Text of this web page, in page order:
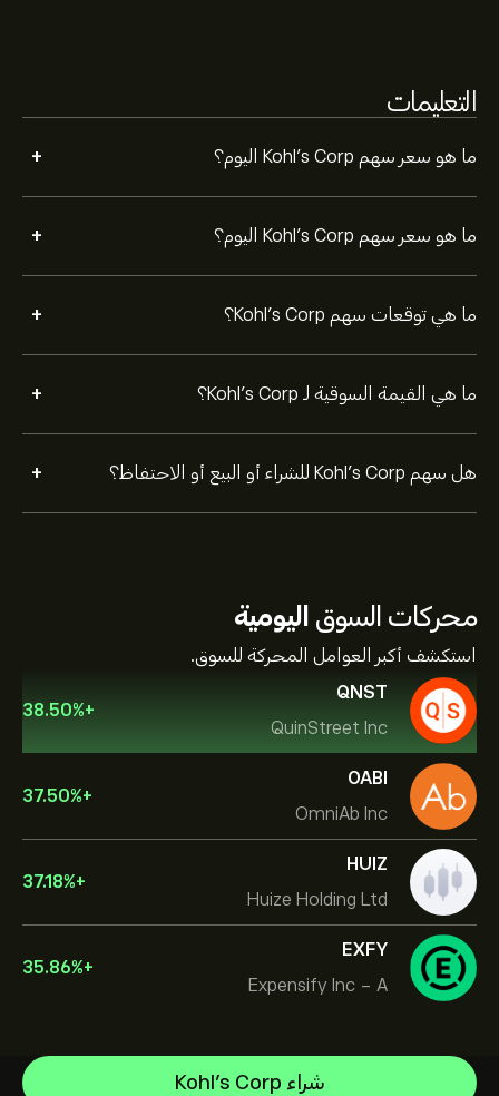
التعليمات
ما هو سعر سهم Kohl's Corp اليوم؟ +
ما هو سعر سهم Kohl's Corp اليوم؟ +
ما هي توقعات سهم Kohl's Corp؟ +
ما هي القيمة السوقية لـ Kohl's Corp؟ +
هل سهم Kohl's Corp للشراء أو البيع أو الاحتفاظ؟ +
محركات السوق اليومية
استكشف أكبر العوامل المحركة للسوق.
QNST
QuinStreet Inc
+
38.50%
OABI
OmniAb Inc
+
37.50%
HUIZ
Huize Holding Ltd
+
37.18%
EXFY
Expensify Inc - A
+
35.86%
شراء Kohl's CorpNVIDIA Corporation